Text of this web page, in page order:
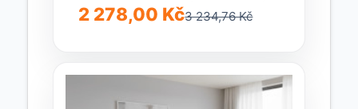
cmVnitřní délka: 200 cmVnější šířka:
95 cmVnitřní šířka: 90 cmVýška...
2 278,00 Kč3 234,76 Kč